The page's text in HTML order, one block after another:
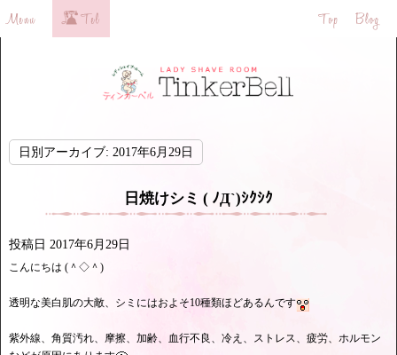
日別アーカイブ: 2017年6月29日
日焼けシミ ( ﾉД`)ｼｸｼｸ
投稿日 2017年6月29日
こんにちは (＾◇＾)
透明な美白肌の大敵、シミにはおよそ10種類ほどあるんです
紫外線、角質汚れ、摩擦、加齢、血行不良、冷え、ストレス、疲労、ホルモン